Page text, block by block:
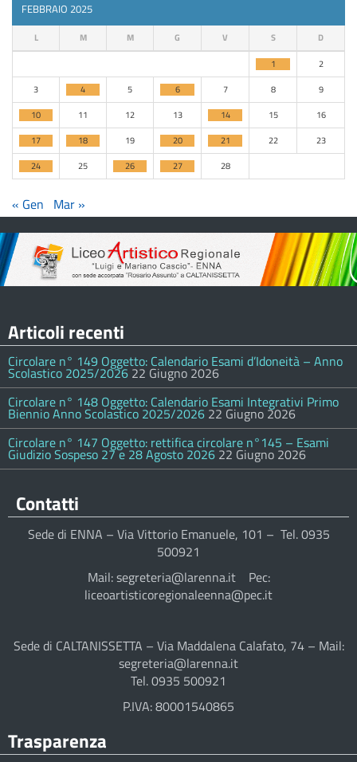
FEBBRAIO 2025
L M M G V S D
1
2
3
4 5 6 7 8
9
10
11 12 13 14 15
16
17
18 19 20 21 22
23
24
25 26 27 28
« Gen Mar »
Articoli recenti
Circolare n° 149 Oggetto: Calendario Esami d’Idoneità – Anno
Scolastico 2025/2026 22 Giugno 2026
Circolare n° 148 Oggetto: Calendario Esami Integrativi Primo
Biennio Anno Scolastico 2025/2026 22 Giugno 2026
Circolare n° 147 Oggetto: rettifica circolare n°145 – Esami
Giudizio Sospeso 27 e 28 Agosto 2026 22 Giugno 2026
Contatti
Sede di ENNA – Via Vittorio Emanuele, 101 – Tel. 0935
500921
Mail: segreteria@larenna.it Pec:
liceoartisticoregionaleenna@pec.it
Sede di CALTANISSETTA – Via Maddalena Calafato, 74 – Mail:
segreteria@larenna.it
Tel. 0935 500921
P.IVA: 80001540865
Trasparenza